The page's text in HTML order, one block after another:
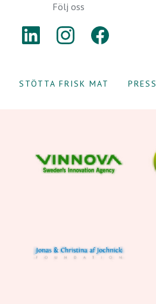
Följ oss
LINKEDININSTAGRAM
STÖTTA FRISK MAT PRESS